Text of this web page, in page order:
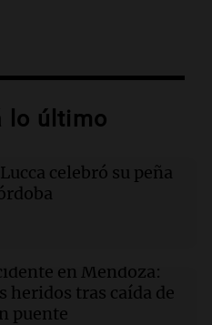
8 de agosto.
de pasaporte a
crisis migratoria en
Juniors tras
Clausura
lo último
celebró su peña
en Mendoza:
heridos tras caída de
puente